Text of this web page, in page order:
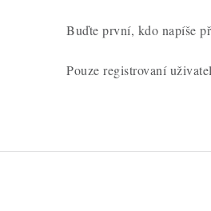
n
Buďte první, kdo napíše
Pouze registrovaní